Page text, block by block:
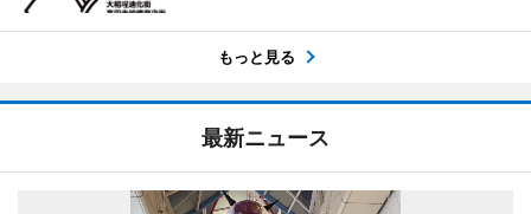
もっと見る
最新ニュース